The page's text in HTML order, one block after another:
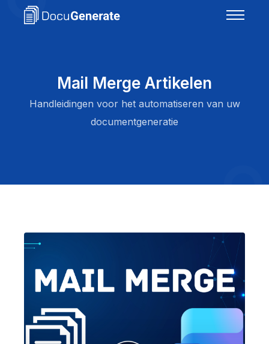
Mail Merge Artikelen
Handleidingen voor het automatiseren van uw
documentgeneratie